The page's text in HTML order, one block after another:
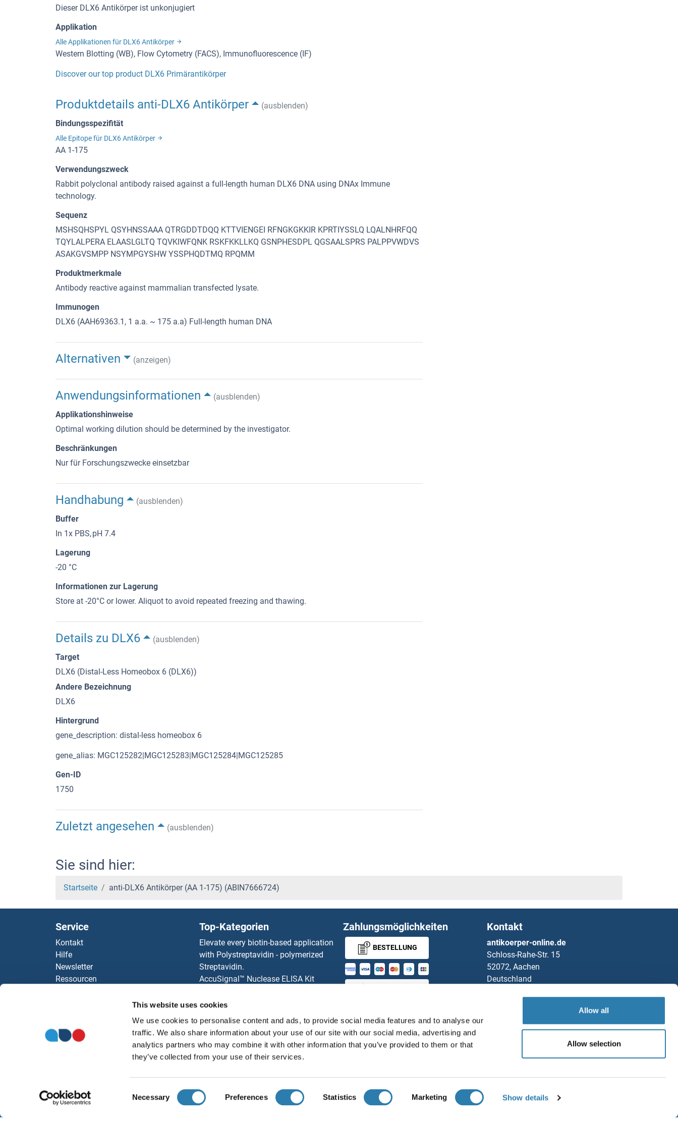
This website uses cookies
We use cookies to personalise content and ads, to provide social media features and to analyse our
traffic. We also share information about your use of our site with our social media, advertising and
analytics partners who may combine it with other information that you’ve provided to them or that
they’ve collected from your use of their services.
Selection
Necessary Preferences Statistics Marketing Show details
Allow all
Allow selection
Dieser DLX6 Antikörper ist unkonjugiert
Applikation
Alle Applikationen für DLX6 Antikörper
Western Blotting (WB), Flow Cytometry (FACS), Immunofluorescence (IF)
Discover our top product DLX6 Primärantikörper
Produktdetails anti-DLX6 Antikörper
(ausblenden)
Bindungsspezifität
Alle Epitope für DLX6 Antikörper
AA 1-175
Verwendungszweck
Rabbit polyclonal antibody raised against a full-length human DLX6 DNA using DNAx Immune
technology.
Sequenz
MSHSQHSPYL QSYHNSSAAA QTRGDDTDQQ KTTVIENGEI RFNGKGKKIR KPRTIYSSLQ LQALNHRFQQ
TQYLALPERA ELAASLGLTQ TQVKIWFQNK RSKFKKLLKQ GSNPHESDPL QGSAALSPRS PALPPVWDVS
ASAKGVSMPP NSYMPGYSHW YSSPHQDTMQ RPQMM
Produktmerkmale
Antibody reactive against mammalian transfected lysate.
Immunogen
DLX6 (AAH69363.1, 1 a.a. ~ 175 a.a) Full-length human DNA
Alternativen (anzeigen)
Anwendungsinformationen
(ausblenden)
Applikationshinweise
Optimal working dilution should be determined by the investigator.
Beschränkungen
Nur für Forschungszwecke einsetzbar
Handhabung
(ausblenden)
Buffer
In 1x PBS, pH 7.4
Lagerung
-20 °C
Informationen zur Lagerung
Store at -20°C or lower. Aliquot to avoid repeated freezing and thawing.
Details zu DLX6
(ausblenden)
Target
DLX6 (Distal-Less Homeobox 6 (DLX6))
Andere Bezeichnung
DLX6
Hintergrund
gene_description: distal-less homeobox 6
gene_alias: MGC125282|MGC125283|MGC125284|MGC125285
Gen-ID
1750
Zuletzt angesehen (ausblenden)
Sie sind hier:
Startseite anti-DLX6 Antikörper (AA 1-175) (ABIN7666724)
Service
Kontakt
Hilfe
Newsletter
Ressourcen
Top-Kategorien
Elevate every biotin-based application
with Polystreptavidin - polymerized
Streptavidin.
AccuSignal™ Nuclease ELISA Kit
Rockland Original products
antibodies online purchase process
Zahlungsmöglichkeiten
BESTELLUNG
Kontakt
antikoerper-online.de
Schloss-Rahe-Str. 15
52072, Aachen
Deutschland
+49 (0)241 95 163 153
+49 (0)241 95 163 155
Partners
Rockland Immunochemicals, Inc.
Deutsch Deutschland
Speichern / Teilen